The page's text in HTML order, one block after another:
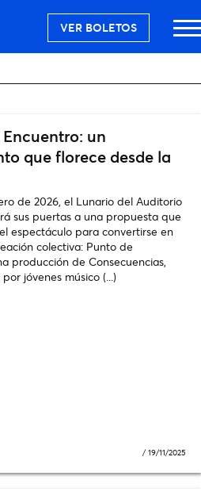
VER BOLETOS
un
que florece desde la
de 2026, el Lunario del Auditorio
sus puertas a una propuesta que
espectáculo para convertirse en
colectiva: Punto de
producción de Consecuencias,
jóvenes músico (...)
/19/11/2025